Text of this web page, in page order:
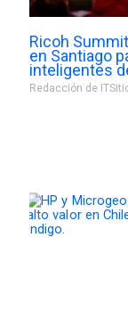
Ricoh
en Santiago
inteligentes
Redacción de